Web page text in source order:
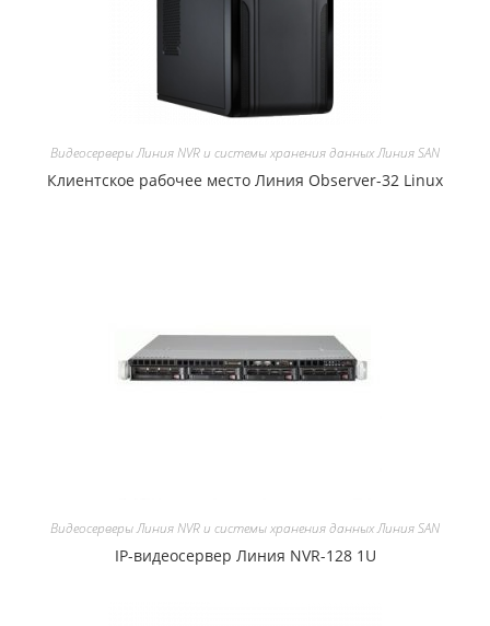
Видеосерверы Линия NVR и системы хранения данных Линия SAN
Клиентское рабочее место Линия Observer-32 Linux
Видеосерверы Линия NVR и системы хранения данных Линия SAN
IP-видеосервер Линия NVR-128 1U